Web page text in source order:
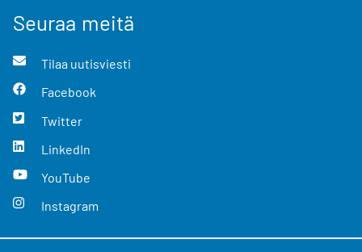
Seuraa meitä
Tilaa uutisviesti
Facebook
Twitter
LinkedIn
YouTube
Instagram